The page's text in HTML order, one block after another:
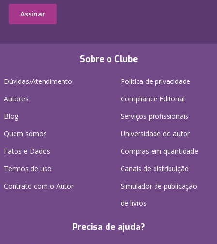
Sobre o Clube
Dúvidas/Atendimento
Autores
Blog
Quem somos
Fatos e Dados
Termos de uso
Contrato com o Autor
Política de privacidade
Compliance Editorial
Serviços profissionais
Universidade do autor
Compras em quantidade
Canais de distribuição
Simulador de publicação
de livros
Precisa de ajuda?
Assinar